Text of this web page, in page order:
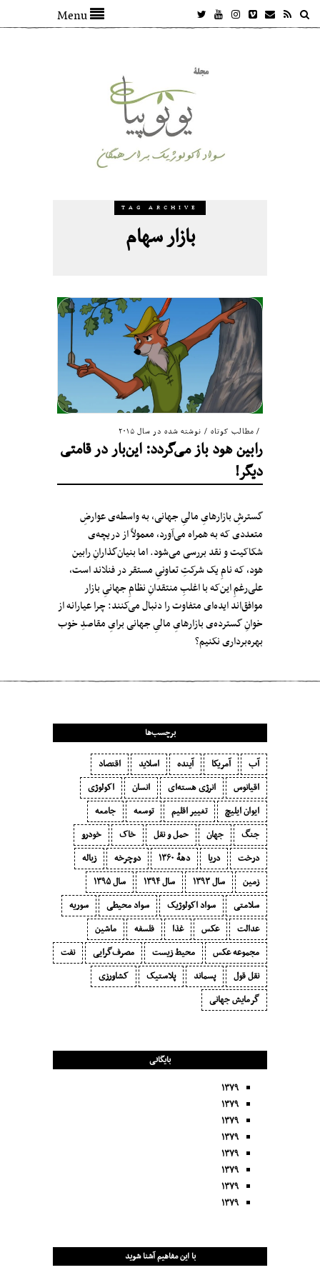
Menu
TAG ARCHIVE
بازار سهام
مطالب کوتاه / نوشته شده در سال ۲۰۱۵
رابین هود باز می‌گردد: این‌بار در قامتی
دیگر!
گسترشِ بازارهایِ مالیِ جهانی، به واسطه‌ی عوارضِ
متعددی که به همراه می‌آورد، معمولاً از دریچه‌ی
شکاکیت و نقد بررسی می‌شود. اما بنیان‌گذارانِ رابین
هود، که نامِ یک شرکتِ تعاونیِ مستقر در فنلاند است،
علی‌رغمِ این‌که با اغلبِ‌ منتقدانِ نظامِ جهانیِ بازار
موافق‌اند ایده‌ای متفاوت را دنبال می‌کنند: چرا عیارانه از
خوانِ گسترده‌ی بازارهایِ مالیِ جهانی برایِ مقاصدِ خوب
بهره‌برداری نکنیم؟
برچسب‌ها
آب آمریکا آینده اسلاید
اقتصاد
اقیانوس
انرژی هسته‌ای انسان
اکولوژی
ایوان ایلیچ
تغییر اقلیم توسعه
جامعه
جنگ
جهان حمل و نقل خاک
خودرو
درخت
دریا دههٔ ۱‍۳۶۰ دوچرخه
زباله
زمین
سال ۱۳۹۳ سال ۱۳۹۴
سال ۱۳۹۵
سلامتی
سواد اکولوژیک سواد محیطی
سوریه
عدالت
عکس غذا فلسفه
ماشین
مجموعه عکس
محیط زیست مصرف‌گرایی‬
نفت
نقل قول
پسماند پلاستیک
کشاورزی
گرمایش جهانی
بایگانی
۱۳۷۹
۱۳۷۹
۱۳۷۹
۱۳۷۹
۱۳۷۹
۱۳۷۹
۱۳۷۹
۱۳۷۹
با این مفاهیم آشنا شوید